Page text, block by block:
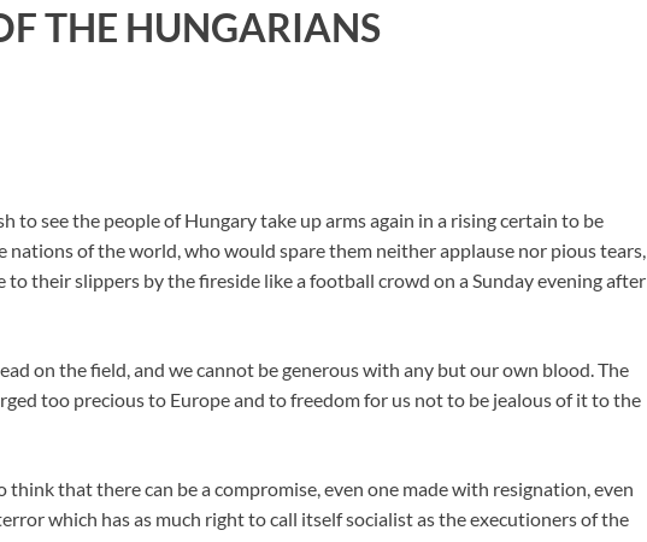
THE HUNGARIANS
to see the people of Hungary take up arms again in a rising certain to be
nations of the world, who would spare them neither applause nor pious tears,
to their slippers by the fireside like a football crowd on a Sunday evening after
on the field, and we cannot be generous with any but our own blood. The
too precious to Europe and to freedom for us not to be jealous of it to the
think that there can be a compromise, even one made with resignation, even
which has as much right to call itself socialist as the executioners of the